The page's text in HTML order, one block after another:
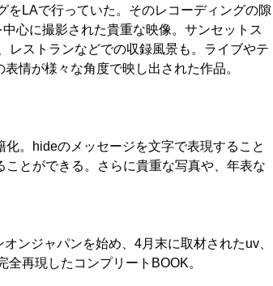
をLAで行っていた。そのレコーディングの隙
心に撮影された貴重な映像。サンセットス
レストランなどでの収録風景も。ライブやテ
情が様々な角度で映し出された作品。
。hideのメッセージを文字で表現すること
とができる。さらに貴重な写真や、年表な
ンジャパンを始め、4月末に取材されたuv、
再現したコンプリートBOOK。